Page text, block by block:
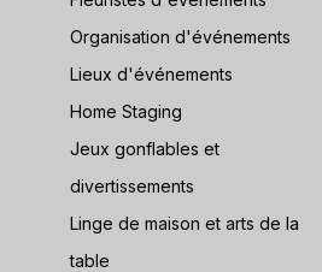
Organisation d'événements
Lieux d'événements
Home Staging
Jeux gonflables et
divertissements
Linge de maison et arts de la
table